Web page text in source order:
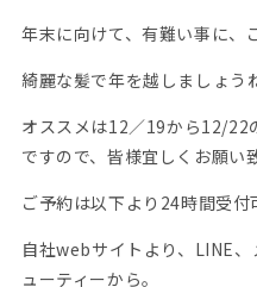
年末に向けて、有難い事に、
綺麗な髪で年を越しましょう
オススメは12／19から12/22
ですので、皆様宜しくお願い
ご予約は以下より24時間受付
自社webサイトより、LINE
ューティーから。